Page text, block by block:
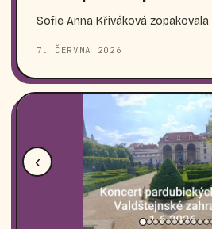
Sofie Anna Křiváková
7. ČERVNA 2026
‹